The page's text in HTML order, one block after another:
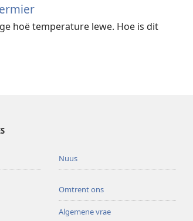
hoë temperature lewe. Hoe is dit
Nuus
Omtrent ons
Algemene vrae